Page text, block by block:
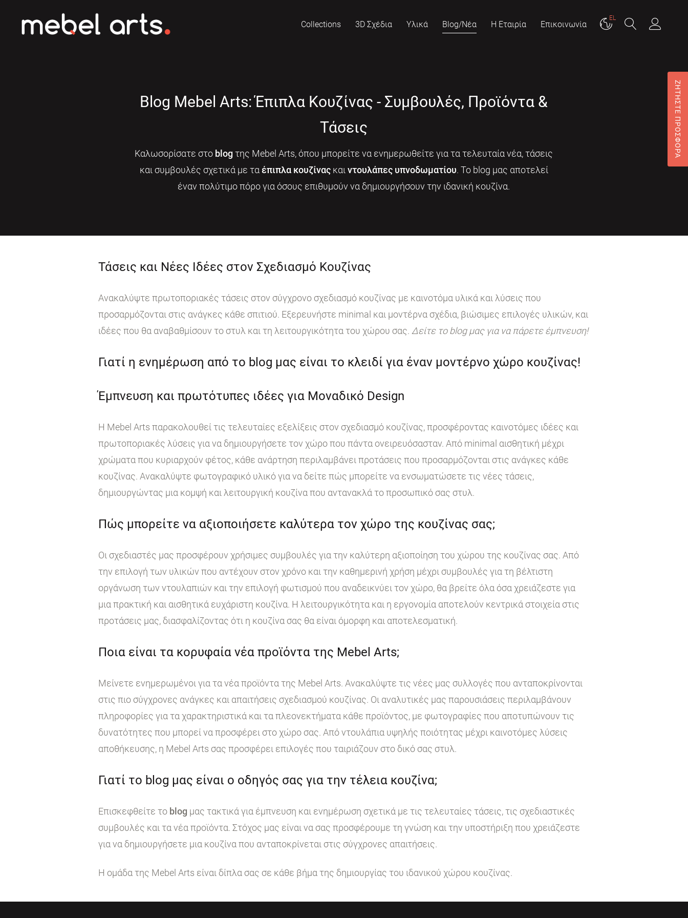
Collections 3D Σχέδια Υλικά Blog/Νέα Η Εταιρία Επικοινωνία
EL
Blog Mebel Arts: Έπιπλα Κουζίνας - Συμβουλές, Προϊόντα &
Τάσεις
Καλωσορίσατε στο blogτης Mebel Arts, όπου μπορείτε να ενημερωθείτε για τα τελευταία νέα, τάσεις
και συμβουλές σχετικά με τα έπιπλα κουζίναςκαι ντουλάπες υπνοδωματίου. Το blog μας αποτελεί
έναν πολύτιμο πόρο για όσους επιθυμούν να δημιουργήσουν την ιδανική κουζίνα.
Τάσεις και Νέες Ιδέες στον Σχεδιασμό Κουζίνας
Ανακαλύψτε πρωτοποριακές τάσεις στον σύγχρονο σχεδιασμό κουζίνας με καινοτόμα υλικά και λύσεις που
προσαρμόζονται στις ανάγκες κάθε σπιτιού. Εξερευνήστε minimal και μοντέρνα σχέδια, βιώσιμες επιλογές υλικών, και
ιδέες που θα αναβαθμίσουν το στυλ και τη λειτουργικότητα του χώρου σας. Δείτε το blog μας για να πάρετε έμπνευση!
Γιατί η ενημέρωση από το blog μας είναι το κλειδί για έναν μοντέρνο χώρο κουζίνας!
Έμπνευση και πρωτότυπες ιδέες για Μοναδικό Design
Η Mebel Arts παρακολουθεί τις τελευταίες εξελίξεις στον σχεδιασμό κουζίνας, προσφέροντας καινοτόμες ιδέες και
πρωτοποριακές λύσεις για να δημιουργήσετε τον χώρο που πάντα ονειρευόσασταν. Από minimal αισθητική μέχρι
χρώματα που κυριαρχούν φέτος, κάθε ανάρτηση περιλαμβάνει προτάσεις που προσαρμόζονται στις ανάγκες κάθε
κουζίνας. Ανακαλύψτε φωτογραφικό υλικό για να δείτε πώς μπορείτε να ενσωματώσετε τις νέες τάσεις,
δημιουργώντας μια κομψή και λειτουργική κουζίνα που αντανακλά το προσωπικό σας στυλ.
Πώς μπορείτε να αξιοποιήσετε καλύτερα τον χώρο της κουζίνας σας;
Οι σχεδιαστές μας προσφέρουν χρήσιμες συμβουλές για την καλύτερη αξιοποίηση του χώρου της κουζίνας σας. Από
την επιλογή των υλικών που αντέχουν στον χρόνο και την καθημερινή χρήση μέχρι συμβουλές για τη βέλτιστη
οργάνωση των ντουλαπιών και την επιλογή φωτισμού που αναδεικνύει τον χώρο, θα βρείτε όλα όσα χρειάζεστε για
μια πρακτική και αισθητικά ευχάριστη κουζίνα. Η λειτουργικότητα και η εργονομία αποτελούν κεντρικά στοιχεία στις
προτάσεις μας, διασφαλίζοντας ότι η κουζίνα σας θα είναι όμορφη και αποτελεσματική.
Ποια είναι τα κορυφαία νέα προϊόντα της Mebel Arts;
Μείνετε ενημερωμένοι για τα νέα προϊόντα της Mebel Arts. Ανακαλύψτε τις νέες μας συλλογές που ανταποκρίνονται
στις πιο σύγχρονες ανάγκες και απαιτήσεις σχεδιασμού κουζίνας. Οι αναλυτικές μας παρουσιάσεις περιλαμβάνουν
πληροφορίες για τα χαρακτηριστικά και τα πλεονεκτήματα κάθε προϊόντος, με φωτογραφίες που αποτυπώνουν τις
δυνατότητες που μπορεί να προσφέρει στο χώρο σας. Από ντουλάπια υψηλής ποιότητας μέχρι καινοτόμες λύσεις
αποθήκευσης, η Mebel Arts σας προσφέρει επιλογές που ταιριάζουν στο δικό σας στυλ.
Γιατί το blog μας είναι ο οδηγός σας για την τέλεια κουζίνα;
Επισκεφθείτε το blog μας τακτικά για έμπνευση και ενημέρωση σχετικά με τις τελευταίες τάσεις, τις σχεδιαστικές
συμβουλές και τα νέα προϊόντα. Στόχος μας είναι να σας προσφέρουμε τη γνώση και την υποστήριξη που χρειάζεστε
για να δημιουργήσετε μια κουζίνα που ανταποκρίνεται στις σύγχρονες απαιτήσεις.
Η ομάδα της Mebel Arts είναι δίπλα σας σε κάθε βήμα της δημιουργίας του ιδανικού χώρου κουζίνας.
ΖΗΤΗΣΤΕ ΠΡΟΣΦΟΡΑ